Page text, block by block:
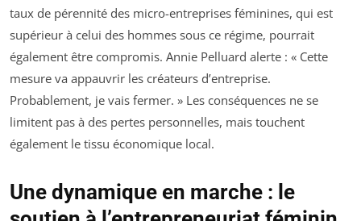
taux de pérennité des micro-entreprises féminines, qui est
supérieur à celui des hommes sous ce régime, pourrait
également être compromis. Annie Pelluard alerte : « Cette
mesure va appauvrir les créateurs d’entreprise.
Probablement, je vais fermer. » Les conséquences ne se
limitent pas à des pertes personnelles, mais touchent
également le tissu économique local.
Une dynamique en marche : le